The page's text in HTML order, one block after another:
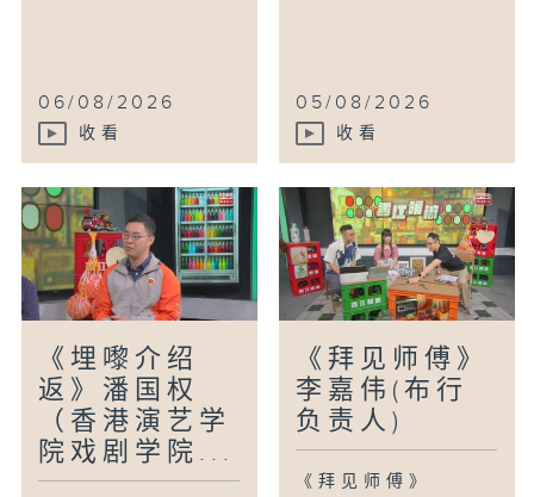
06/08/2026
收看
05/08/2026
收看
《埋嚟介绍
返》潘国权
（香港演艺学
院戏剧学院...
《拜见师傅》
李嘉伟(布行
负责人)
《拜见师傅》